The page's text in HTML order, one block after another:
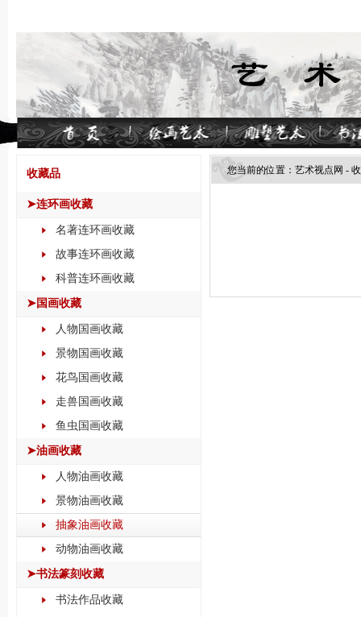
收藏品
➤连环画收藏
名著连环画收藏
故事连环画收藏
科普连环画收藏
➤国画收藏
人物国画收藏
景物国画收藏
花鸟国画收藏
走兽国画收藏
鱼虫国画收藏
➤油画收藏
人物油画收藏
景物油画收藏
抽象油画收藏
动物油画收藏
➤书法篆刻收藏
书法作品收藏
您当前的位置： 艺术视点网 -